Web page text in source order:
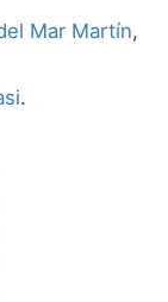
Mar Martín,
.